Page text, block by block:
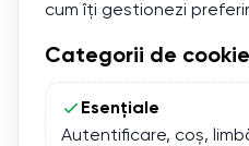
cum îți gestionezi
Categorii de
Esențiale
Autentificare, coș,